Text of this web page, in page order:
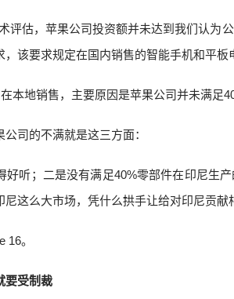
评估，苹果公司投资额并未达到我们认为
该要求规定在国内销售的智能手机和平
本地销售，主要原因是苹果公司并未满足
司的不满就是这三方面：
好听；二是没有满足40%零部件在印尼生
这么大市场，凭什么拱手让给对印尼贡献
16。
要受制裁